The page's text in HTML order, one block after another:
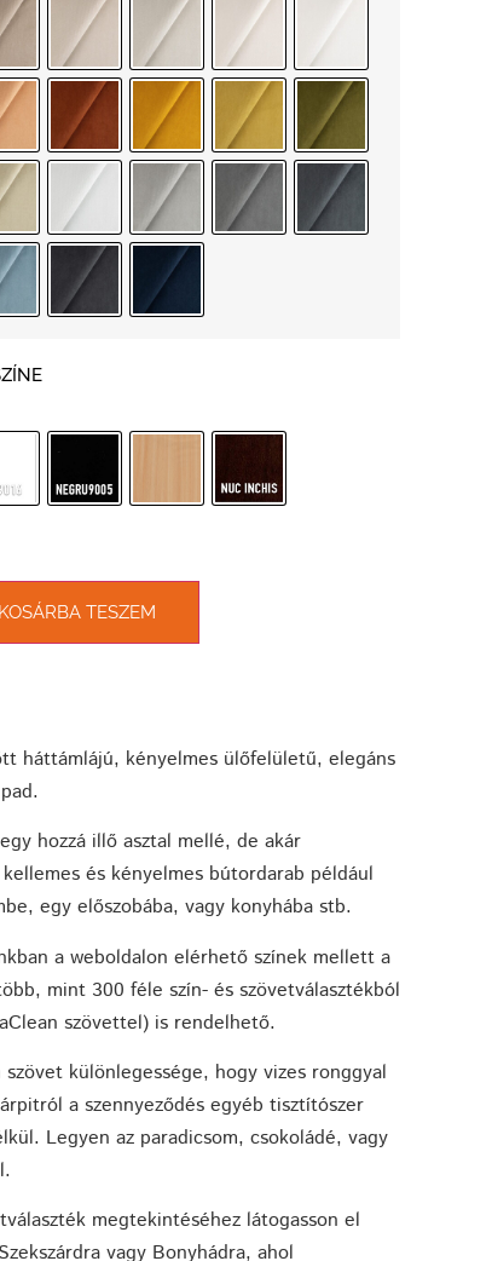
KOSÁRBA TESZEM
háttámlájú, kényelmes ülőfelületű, elegáns
hozzá illő asztal mellé, de akár
és kényelmes bútordarab például
egy előszobába, vagy konyhába stb.
a weboldalon elérhető színek mellett a
mint 300 féle szín- és szövetválasztékból
szövettel) is rendelhető.
szövet különlegessége, hogy vizes ronggyal
a szennyeződés egyéb tisztítószer
Legyen az paradicsom, csokoládé, vagy
megtekintéséhez látogasson el
vagy Bonyhádra, ahol